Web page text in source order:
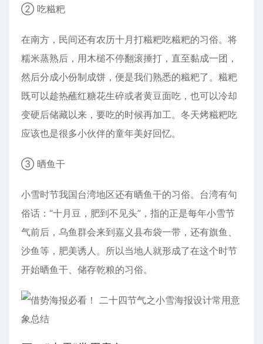
② 吃糍粑
在南方，民间还有农历十月打糍粑吃糍粑的习俗。将
糯米蒸熟后，用木槌不停翻滚捶打，直至黏成一团，
然后分成小份制成饼，便是我们熟悉的糍粑了。糍粑
既可以趁热蘸红糖花生碎或者黄豆面吃，也可以冷却
变硬后储藏以来，要吃的时候再加工。冬天烤糍粑吃
应该也是很多小伙伴的童年美好回忆。
③ 晒鱼干
小雪时节我国台湾地区还有晒鱼干的习俗。台湾有句
俗话：“十月豆，肥到不见头”，指的正是每年小雪节
气前后，乌鱼群会来到嘉义县布袋一带，还有旗鱼、
沙鱼等，肥美诱人。所以当地人就形成了在这个时节
开始晒鱼干、储存乾粮的习俗。